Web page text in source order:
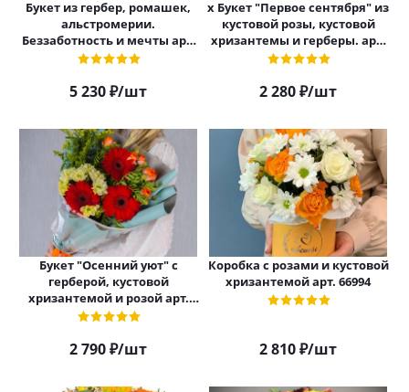
Букет из гербер, ромашек,
альстромерии.
Беззаботность и мечты арт.
36298
5 230₽/шт
х Букет "Первое сентября" из
кустовой розы, кустовой
хризантемы и герберы. арт.
7103
2 280₽/шт
Букет "Осенний уют" с
герберой, кустовой
хризантемой и розой арт.
38376
2 790₽/шт
Коробка с розами и кустовой
хризантемой арт. 66994
2 810₽/шт